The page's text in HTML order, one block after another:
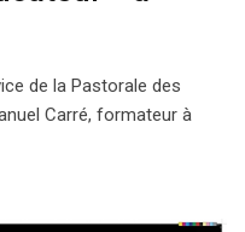
de la Pastorale des
Carré, formateur à